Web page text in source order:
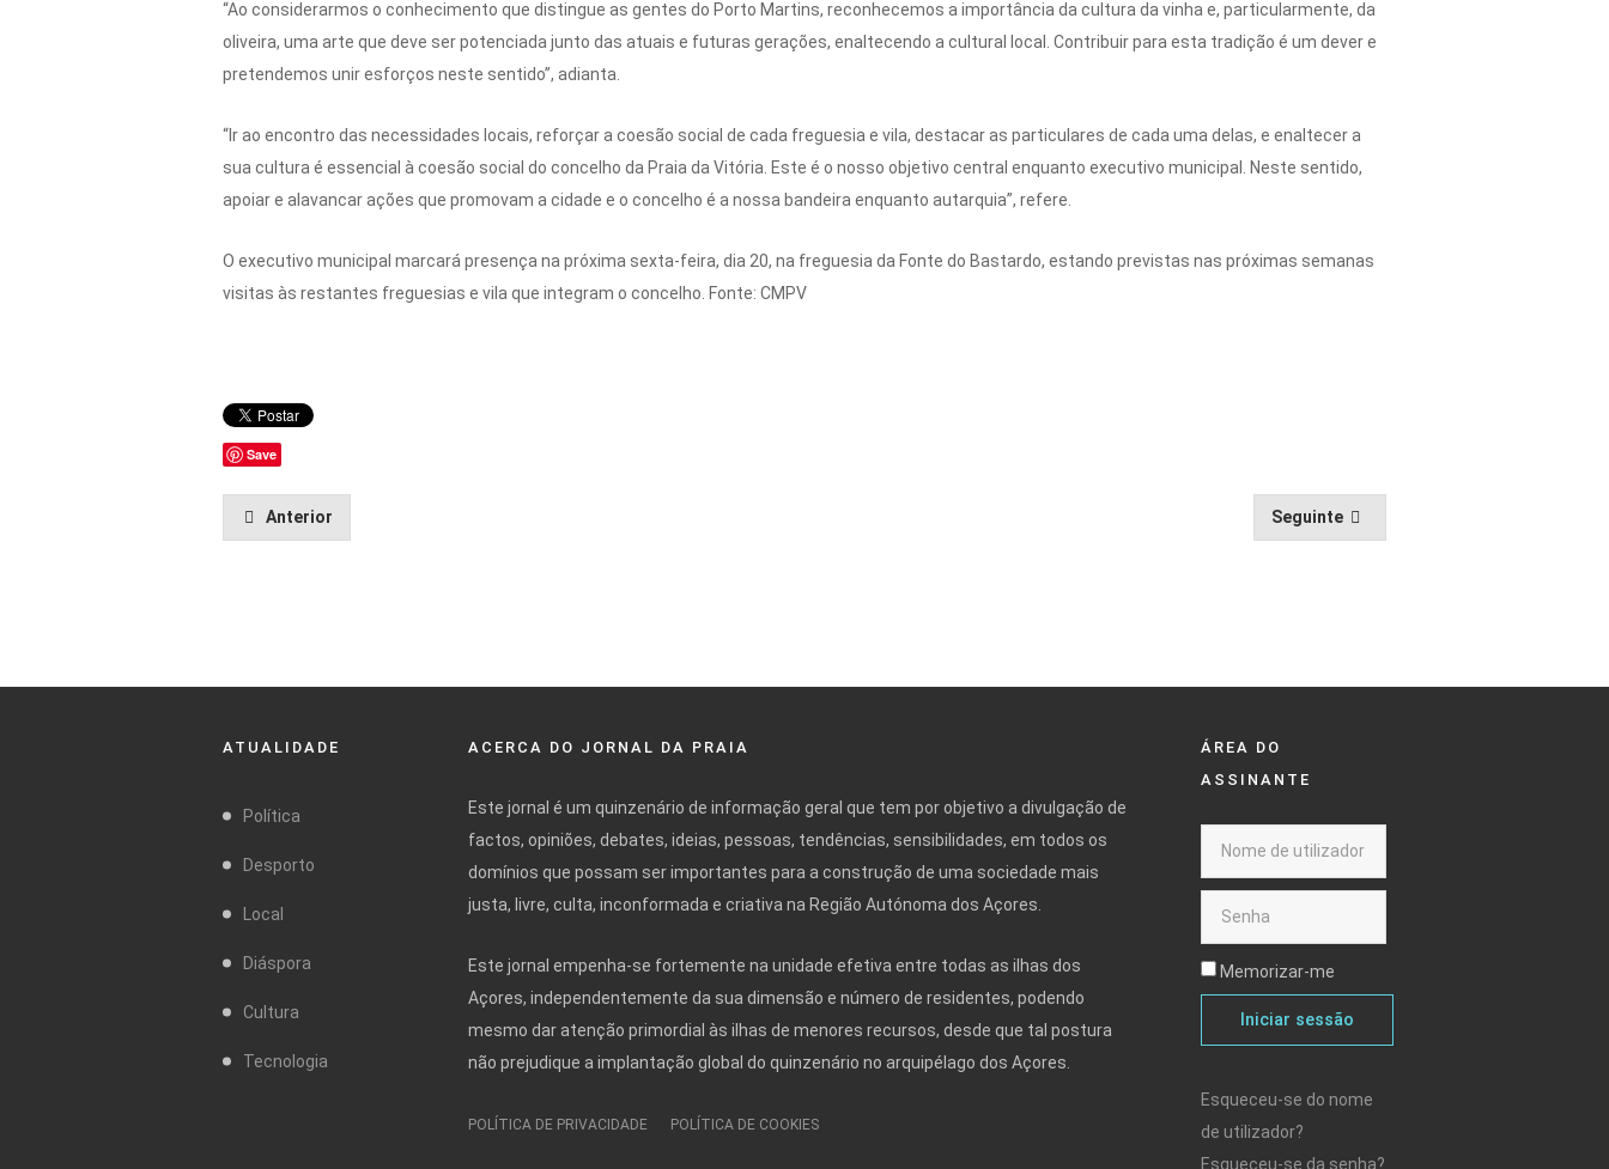
“Ao considerarmos o conhecimento que distingue as gentes do Porto Martins, reconhecemos a importância da cultura da vinha e, particularmente, da
oliveira, uma arte que deve ser potenciada junto das atuais e futuras gerações, enaltecendo a cultural local. Contribuir para esta tradição é um dever e
pretendemos unir esforços neste sentido”, adianta.
“Ir ao encontro das necessidades locais, reforçar a coesão social de cada freguesia e vila, destacar as particulares de cada uma delas, e enaltecer a
sua cultura é essencial à coesão social do concelho da Praia da Vitória. Este é o nosso objetivo central enquanto executivo municipal. Neste sentido,
apoiar e alavancar ações que promovam a cidade e o concelho é a nossa bandeira enquanto autarquia”, refere.
O executivo municipal marcará presença na próxima sexta-feira, dia 20, na freguesia da Fonte do Bastardo, estando previstas nas próximas semanas
visitas às restantes freguesias e vila que integram o concelho. Fonte: CMPV
Save
Anterior Seguinte
ATUALIDADE
Política
Desporto
Local
Diáspora
Cultura
Tecnologia
ACERCA DO JORNAL DA PRAIA
Este jornal é um quinzenário de informação geral que tem por objetivo a divulgação de
factos, opiniões, debates, ideias, pessoas, tendências, sensibilidades, em todos os
domínios que possam ser importantes para a construção de uma sociedade mais
justa, livre, culta, inconformada e criativa na Região Autónoma dos Açores.
Este jornal empenha-se fortemente na unidade efetiva entre todas as ilhas dos
Açores, independentemente da sua dimensão e número de residentes, podendo
mesmo dar atenção primordial às ilhas de menores recursos, desde que tal postura
não prejudique a implantação global do quinzenário no arquipélago dos Açores.
POLÍTICA DE PRIVACIDADE POLÍTICA DE COOKIES
ÁREA DO
ASSINANTE
Memorizar-me
Iniciar sessão
Esqueceu-se do nome
de utilizador?
Esqueceu-se da senha?